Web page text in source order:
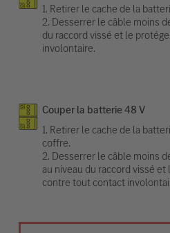
1. Retirer le cache de la
2. Desserrer le câble moins
du raccord vissé et le
involontaire.
Couper la batterie 48 V
1. Retirer le cache de la
coffre.
2. Desserrer le câble moins
au niveau du raccord vissé
contre tout contact